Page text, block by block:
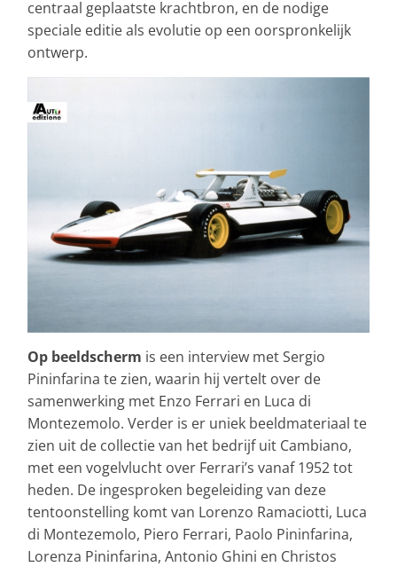
centraal geplaatste krachtbron, en de nodige
speciale editie als evolutie op een oorspronkelijk
ontwerp.
Op beeldscherm is een interview met Sergio
Pininfarina te zien, waarin hij vertelt over de
samenwerking met Enzo Ferrari en Luca di
Montezemolo. Verder is er uniek beeldmateriaal te
zien uit de collectie van het bedrijf uit Cambiano,
met een vogelvlucht over Ferrari’s vanaf 1952 tot
heden. De ingesproken begeleiding van deze
tentoonstelling komt van Lorenzo Ramaciotti, Luca
di Montezemolo, Piero Ferrari, Paolo Pininfarina,
Lorenza Pininfarina, Antonio Ghini en Christos